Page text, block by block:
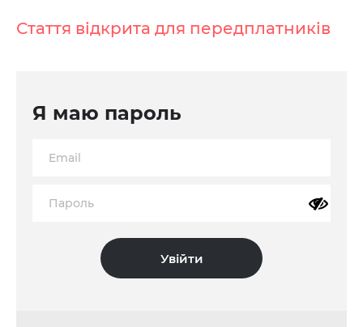
Стаття відкрита для передплатників
Я маю пароль